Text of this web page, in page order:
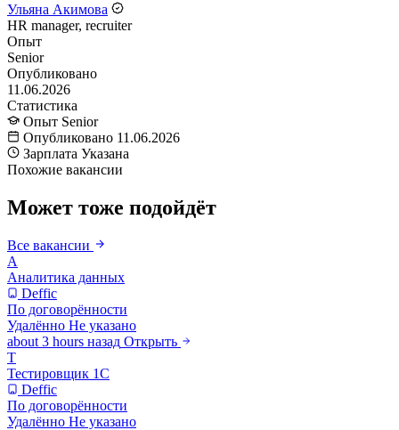
Ульяна Акимова
HR manager, recruiter
Опыт
Senior
Опубликовано
11.06.2026
Статистика
Опыт Senior
Опубликовано 11.06.2026
Зарплата Указана
Похожие вакансии
Может тоже подойдёт
Все вакансии
А
Аналитика данных
Deffic
По договорённости
Удалённо Не указано
about 3 hours назад Открыть
Т
Тестировщик 1С
Deffic
По договорённости
Удалённо Не указано